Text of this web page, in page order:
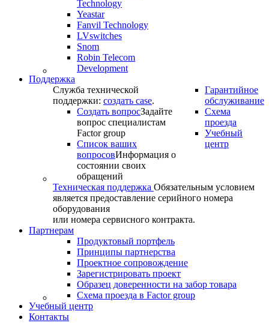
Technology
Yeastar
Fanvil Technology
LVswitches
Snom
Robin Telecom
Development
Поддержка
Служба технической
поддержки: создать case.
Создать вопросЗадайте
вопрос специалистам
Factor group
Список ваших
вопросовИнформация о
состоянии своих
обращений
Гарантийное
обслуживание
Схема
проезда
Учебный
центр
Техническая поддержка Обязательным условием
является предоставление серийного номера
оборудования
или номера сервисного контракта.
Партнерам
Продуктовый портфель
Принципы партнерства
Проектное сопровождение
Зарегистрировать проект
Образец доверенности на забор товара
Схема проезда в Factor group
Учебный центр
Контакты